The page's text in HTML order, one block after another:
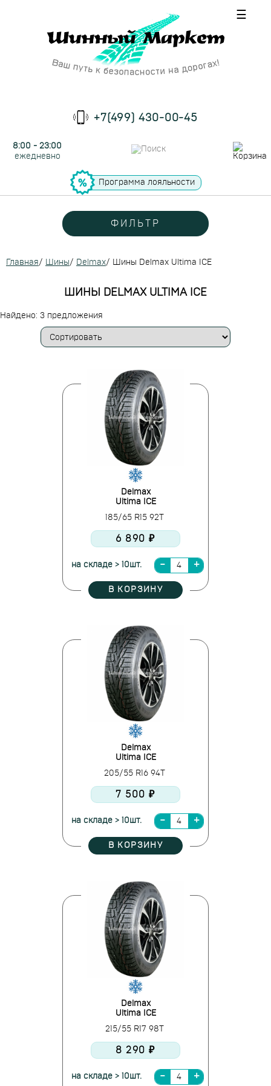
☰
+7(499) 430-00-45
8:00 - 23:00
ежедневно
Программа лояльности
ФИЛЬТР
Главная/ Шины/ Delmax/ Шины Delmax Ultima ICE
ШИНЫ DELMAX ULTIMA ICE
Найдено: 3 предложения
Delmax
Ultima ICE
185/65 R15 92T
6 890 ₽
на складе > 10шт.
В КОРЗИНУ
Delmax
Ultima ICE
205/55 R16 94T
7 500 ₽
на складе > 10шт.
В КОРЗИНУ
Delmax
Ultima ICE
215/55 R17 98T
8 290 ₽
на складе > 10шт.